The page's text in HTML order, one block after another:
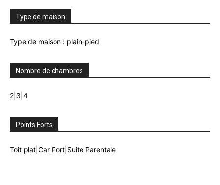
Type de maison
Type de maison : plain-pied
Nombre de chambres
2|3|4
Points Forts
Toit plat|Car Port|Suite Parentale